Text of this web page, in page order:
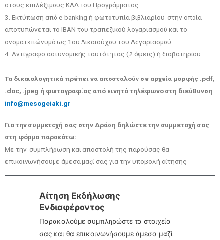
στους επιλέξιμους ΚΑΔ του Προγράμματος
3. Εκτύπωση από e-banking ή φωτοτυπία βιβλιαρίου, στην οποία
αποτυπώνεται το ΙΒΑΝ του τραπεζικού λογαριασμού και το
ονοματεπώνυμό ως 1ου Δικαιούχου του Λογαριασμού
4. Αντίγραφο αστυνομικής ταυτότητας (2 όψεις) ή διαβατηρίου
Τα δικαιολογητικά πρέπει να αποσταλούν σε αρχεία μορφής .pdf,
.doc, .jpeg ή φωτογραφίας από κινητό τηλέφωνο στη διεύθυνση
info@mesogeiaki.gr
Για την συμμετοχή σας στην Δράση δηλώστε την συμμετοχή σας
στη φόρμα παρακάτω:
Με την συμπλήρωση και αποστολή της παρούσας θα
επικοινωνήσουμε άμεσα μαζί σας για την υποβολή αίτησης
Αίτηση Εκδήλωσης
Ενδιαφέροντος
Παρακαλούμε συμπληρώστε τα στοιχεία
σας και θα επικοινωνήσουμε άμεσα μαζί